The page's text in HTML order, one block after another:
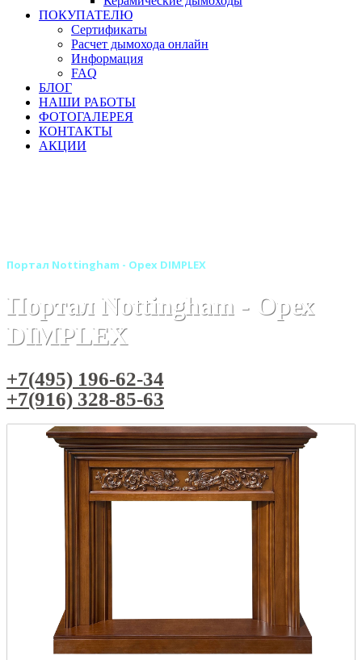
ПОКУПАТЕЛЮ
Сертификаты
Расчет дымохода онлайн
Информация
FAQ
БЛОГ
НАШИ РАБОТЫ
ФОТОГАЛЕРЕЯ
КОНТАКТЫ
АКЦИИ
Портал Nottingham - Орех DIMPLEX
Портал Nottingham - Орех
DIMPLEX
+7(495) 196-62-34
+7(916) 328-85-63